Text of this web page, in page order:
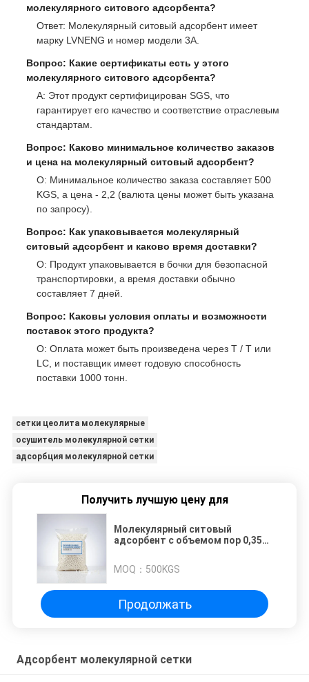
молекулярного ситового адсорбента?
Ответ: Молекулярный ситовый адсорбент имеет
марку LVNENG и номер модели 3A.
Вопрос: Какие сертификаты есть у этого
молекулярного ситового адсорбента?
A: Этот продукт сертифицирован SGS, что
гарантирует его качество и соответствие отраслевым
стандартам.
Вопрос: Каково минимальное количество заказов
и цена на молекулярный ситовый адсорбент?
О: Минимальное количество заказа составляет 500
KGS, а цена - 2,2 (валюта цены может быть указана
по запросу).
Вопрос: Как упаковывается молекулярный
ситовый адсорбент и каково время доставки?
О: Продукт упаковывается в бочки для безопасной
транспортировки, а время доставки обычно
составляет 7 дней.
Вопрос: Каковы условия оплаты и возможности
поставок этого продукта?
О: Оплата может быть произведена через T / T или
LC, и поставщик имеет годовую способность
поставки 1000 тонн.
сетки цеолита молекулярные
осушитель молекулярной сетки
адсорбция молекулярной сетки
Получить лучшую цену для
Молекулярный ситовый
адсорбент с объемом пор 0,35-
21,0% для высокой тепловой
стабильности до 400°C
MOQ： 500KGS
Продолжать
Адсорбент молекулярной сетки